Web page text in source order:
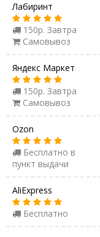
Лабиринт
150р. Завтра
Самовывоз
Яндекс Маркет
150р. Завтра
Самовывоз
Ozon
Бесплатно в
пункт выдачи
AliExpress
Бесплатно